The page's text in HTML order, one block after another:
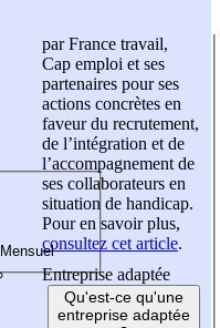
par France travail,
Cap emploi et ses
partenaires pour ses
actions concrètes en
faveur du recrutement,
de l’intégration et de
l’accompagnement de
ses collaborateurs en
situation de handicap.
Pour en savoir plus,
consultez cet article.
Entreprise adaptée
Qu'est-ce qu'une
entreprise adaptée